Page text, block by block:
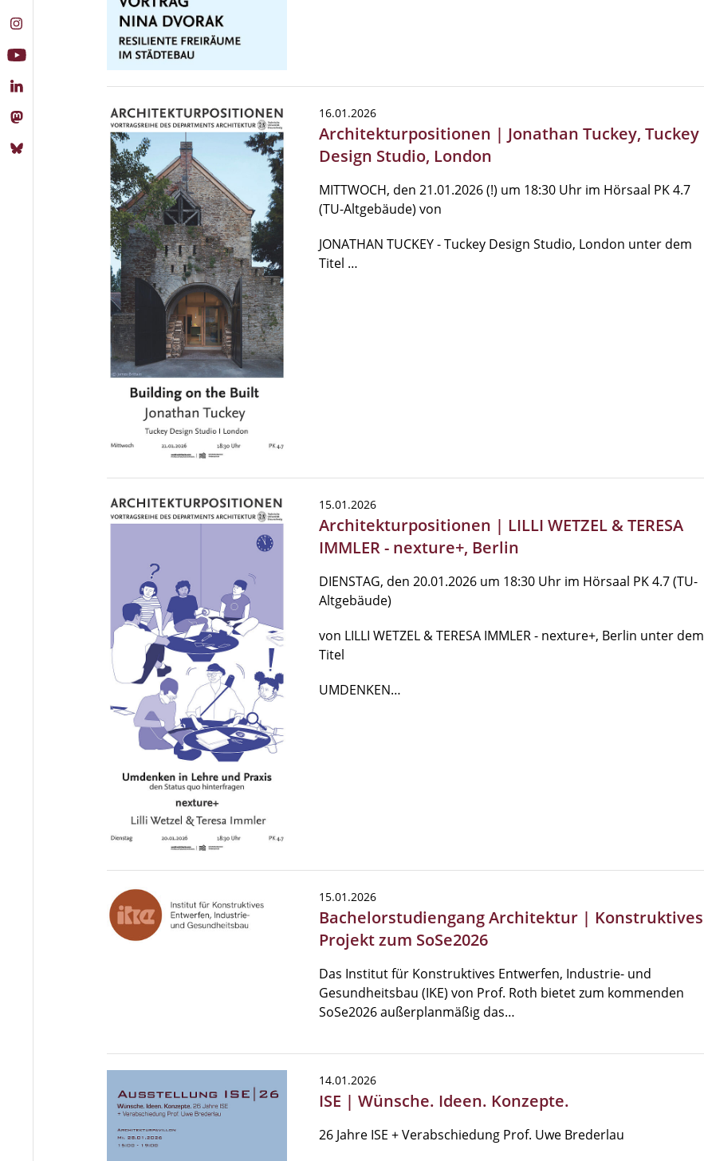
16.01.2026
Architekturpositionen | Jonathan Tuckey, Tuckey
Design Studio, London
MITTWOCH, den 21.01.2026 (!) um 18:30 Uhr im Hörsaal PK 4.7
(TU-Altgebäude) von
JONATHAN TUCKEY - Tuckey Design Studio, London unter dem
Titel …
15.01.2026
Architekturpositionen | LILLI WETZEL & TERESA
IMMLER - nexture+, Berlin
DIENSTAG, den 20.01.2026 um 18:30 Uhr im Hörsaal PK 4.7 (TU-
Altgebäude)
von LILLI WETZEL & TERESA IMMLER - nexture+, Berlin unter dem
Titel
UMDENKEN…
15.01.2026
Bachelorstudiengang Architektur | Konstruktives
Projekt zum SoSe2026
Das Institut für Konstruktives Entwerfen, Industrie- und
Gesundheitsbau (IKE) von Prof. Roth bietet zum kommenden
SoSe2026 außerplanmäßig das…
14.01.2026
ISE | Wünsche. Ideen. Konzepte.
26 Jahre ISE + Verabschiedung Prof. Uwe Brederlau